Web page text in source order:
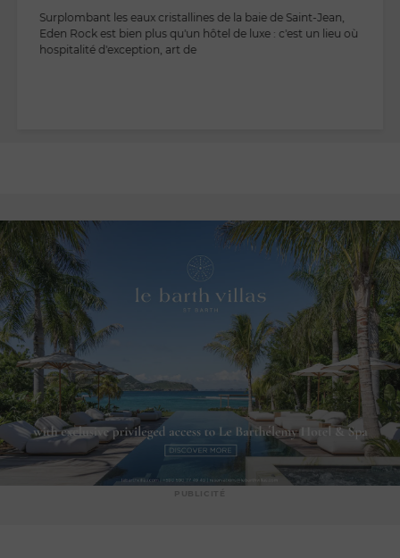
Surplombant les eaux cristallines de la baie de Saint-Jean,
Eden Rock est bien plus qu'un hôtel de luxe : c'est un lieu où
hospitalité d'exception, art de